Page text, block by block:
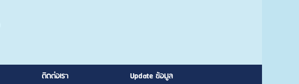
ติดต่อเรา Update ข้อมูล